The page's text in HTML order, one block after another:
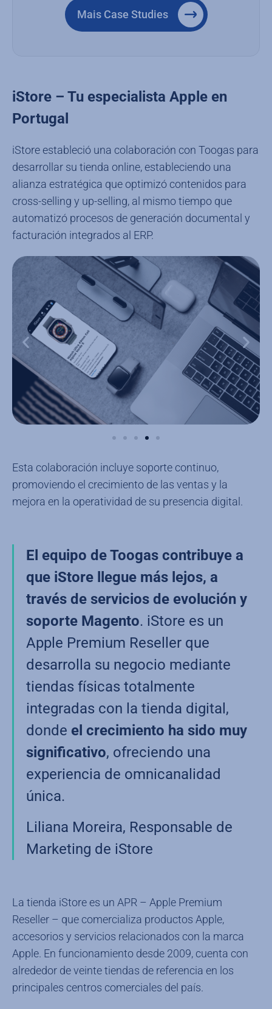
Mais Case Studies
iStore – Tu especialista Apple en
Portugal
iStore estableció una colaboración con Toogas para
desarrollar su tienda online, estableciendo una
alianza estratégica que optimizó contenidos para
cross-selling y up-selling, al mismo tiempo que
automatizó procesos de generación documental y
facturación integrados al ERP.
Esta colaboración incluye soporte continuo,
promoviendo el crecimiento de las ventas y la
mejora en la operatividad de su presencia digital.
El equipo de Toogas contribuye a
que iStore llegue más lejos, a
través de servicios de evolución y
soporte Magento. iStore es un
Apple Premium Reseller que
desarrolla su negocio mediante
tiendas físicas totalmente
integradas con la tienda digital,
donde el crecimiento ha sido muy
significativo, ofreciendo una
experiencia de omnicanalidad
única.
Liliana Moreira, Responsable de
Marketing de iStore
La tienda iStore es un APR – Apple Premium
Reseller – que comercializa productos Apple,
accesorios y servicios relacionados con la marca
Apple. En funcionamiento desde 2009, cuenta con
alrededor de veinte tiendas de referencia en los
principales centros comerciales del país.